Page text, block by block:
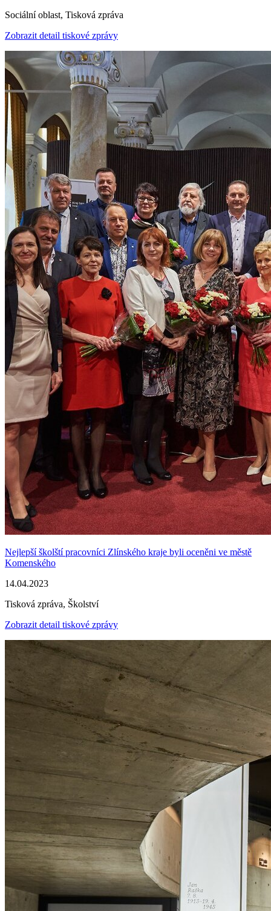
Sociální oblast, Tisková zpráva
Zobrazit detail tiskové zprávy
Nejlepší školští pracovníci Zlínského kraje byli oceněni ve městě
Komenského
14.04.2023
Tisková zpráva, Školství
Zobrazit detail tiskové zprávy